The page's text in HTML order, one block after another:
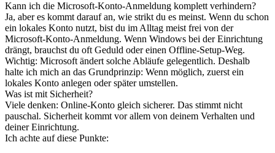
Kann ich die Microsoft-Konto-Anmeldung komplett verhindern?
Ja, aber es kommt darauf an, wie strikt du es meinst. Wenn du schon
ein lokales Konto nutzt, bist du im Alltag meist frei von der
Microsoft-Konto-Anmeldung. Wenn Windows bei der Einrichtung
drängt, brauchst du oft Geduld oder einen Offline-Setup-Weg.
Wichtig: Microsoft ändert solche Abläufe gelegentlich. Deshalb
halte ich mich an das Grundprinzip: Wenn möglich, zuerst ein
lokales Konto anlegen oder später umstellen.
Was ist mit Sicherheit?
Viele denken: Online-Konto gleich sicherer. Das stimmt nicht
pauschal. Sicherheit kommt vor allem von deinem Verhalten und
deiner Einrichtung.
Ich achte auf diese Punkte: